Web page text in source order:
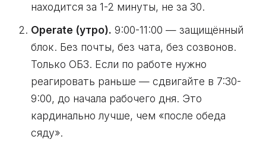
находится за 1-2 минуты, не за 30.
Operate (утро). 9:00-11:00 — защищённый
блок. Без почты, без чата, без созвонов.
Только ОБЗ. Если по работе нужно
реагировать раньше — сдвигайте в 7:30-
9:00, до начала рабочего дня. Это
кардинально лучше, чем «после обеда
сяду».